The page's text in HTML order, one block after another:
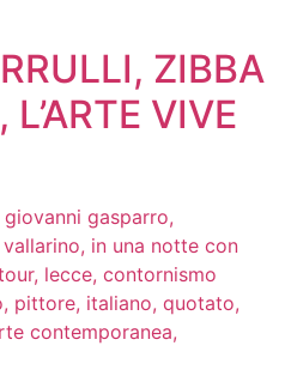
ZIBBA
L’ARTE VIVE